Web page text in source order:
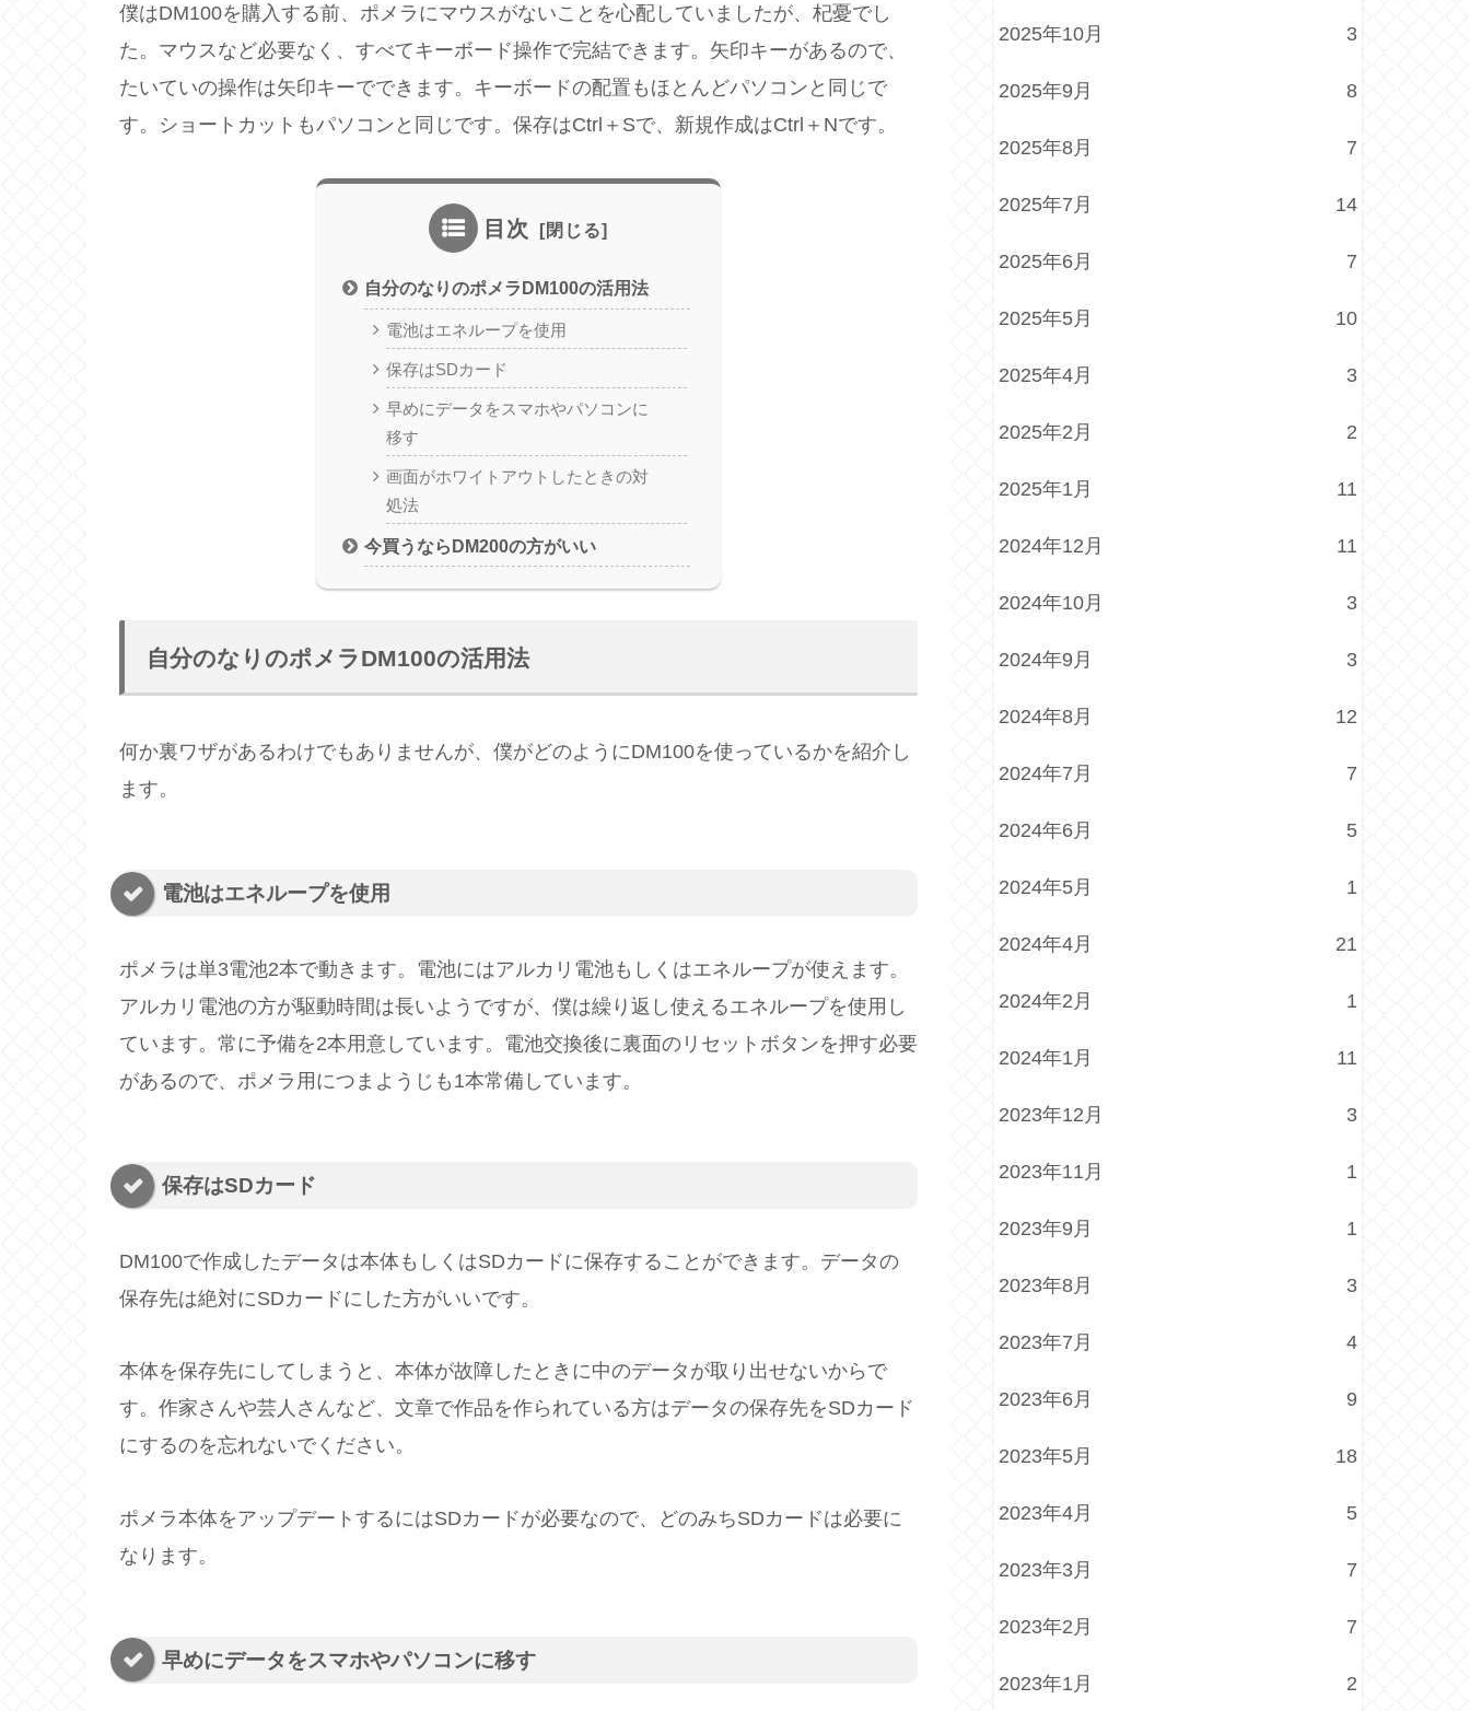
僕はDM100を購入する前、ポメラにマウスがないことを心配していましたが、杞憂でし
た。マウスなど必要なく、すべてキーボード操作で完結できます。矢印キーがあるので、
たいていの操作は矢印キーでできます。キーボードの配置もほとんどパソコンと同じで
す。ショートカットもパソコンと同じです。保存はCtrl＋Sで、新規作成はCtrl＋Nです。
目次
自分のなりのポメラDM100の活用法
電池はエネループを使用
保存はSDカード
早めにデータをスマホやパソコンに
移す
画面がホワイトアウトしたときの対
処法
今買うならDM200の方がいい
自分のなりのポメラDM100の活用法
何か裏ワザがあるわけでもありませんが、僕がどのようにDM100を使っているかを紹介し
ます。
電池はエネループを使用
ポメラは単3電池2本で動きます。電池にはアルカリ電池もしくはエネループが使えます。
アルカリ電池の方が駆動時間は長いようですが、僕は繰り返し使えるエネループを使用し
ています。常に予備を2本用意しています。電池交換後に裏面のリセットボタンを押す必要
があるので、ポメラ用につまようじも1本常備しています。
保存はSDカード
DM100で作成したデータは本体もしくはSDカードに保存することができます。データの
保存先は絶対にSDカードにした方がいいです。
本体を保存先にしてしまうと、本体が故障したときに中のデータが取り出せないからで
す。作家さんや芸人さんなど、文章で作品を作られている方はデータの保存先をSDカード
にするのを忘れないでください。
ポメラ本体をアップデートするにはSDカードが必要なので、どのみちSDカードは必要に
なります。
早めにデータをスマホやパソコンに移す
2025年10月 3
2025年9月 8
2025年8月 7
2025年7月 14
2025年6月 7
2025年5月 10
2025年4月 3
2025年2月 2
2025年1月 11
2024年12月 11
2024年10月 3
2024年9月 3
2024年8月 12
2024年7月 7
2024年6月 5
2024年5月 1
2024年4月 21
2024年2月 1
2024年1月 11
2023年12月 3
2023年11月 1
2023年9月 1
2023年8月 3
2023年7月 4
2023年6月 9
2023年5月 18
2023年4月 5
2023年3月 7
2023年2月 7
2023年1月 2